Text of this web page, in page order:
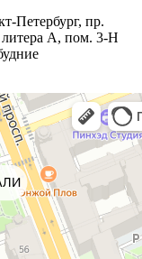
Петербург, пр.
литера А, пом. 3-Н